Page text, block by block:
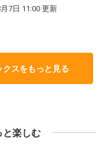
7日 11:00更新
スをもっと見る
と楽しむ